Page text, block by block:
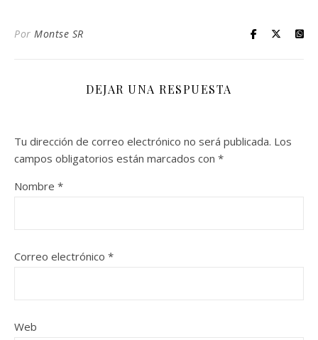
Por Montse SR
DEJAR UNA RESPUESTA
Tu dirección de correo electrónico no será publicada. Los
campos obligatorios están marcados con *
Nombre *
Correo electrónico *
Web